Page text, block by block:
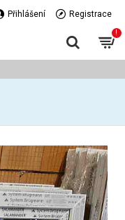
Přihlášení Registrace
!